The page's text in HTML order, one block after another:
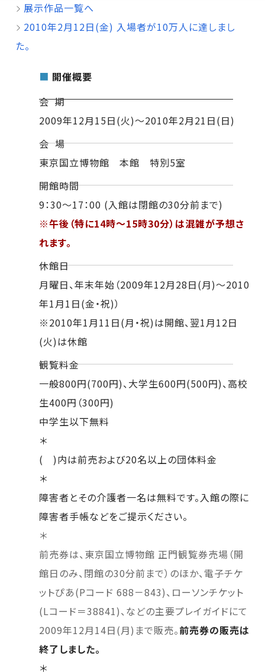
展示作品一覧へ
2010年2月12日(金) 入場者が10万人に達しまし
た。
■ 開催概要
会 期
2009年12月15日(火)～2010年2月21日(日)
会 場
東京国立博物館 本館 特別5室
開館時間
9：30～17：00 (入館は閉館の30分前まで)
※午後（特に14時～15時30分）は混雑が予想さ
れます。
休館日
月曜日、年末年始（2009年12月28日(月)～2010
年1月1日(金・祝)）
※2010年1月11日(月・祝)は開館、翌1月12日
(火)は休館
観覧料金
一般800円(700円)、大学生600円(500円)、高校
生400円（300円)
中学生以下無料
＊
( )内は前売および20名以上の団体料金
＊
障害者とその介護者一名は無料です。入館の際に
障害者手帳などをご提示ください。
＊
前売券は、東京国立博物館 正門観覧券売場（開
館日のみ、閉館の30分前まで）のほか、電子チケ
ットぴあ(Pコード 688－843)、ローソンチケット
(Lコード＝38841)、などの主要プレイガイドにて
2009年12月14日(月)まで販売。前売券の販売は
終了しました。
＊